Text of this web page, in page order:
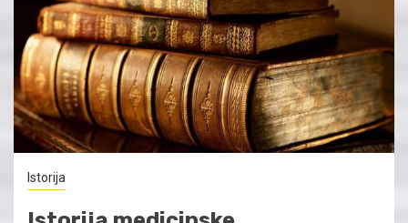
Istorija